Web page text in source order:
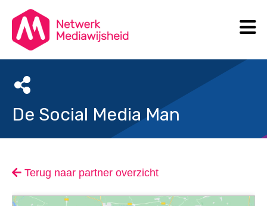
De Social Media Man
Terug naar partner overzicht